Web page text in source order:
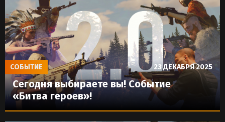
Сегодня выбираете вы! Событие
«Битва героев»!
СОБЫТИЕ 23 ДЕКАБРЯ 2025